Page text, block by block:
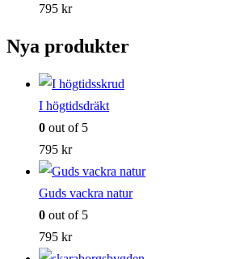
795 kr
Nya produkter
I högtidsdräkt
0 out of 5
795 kr
Guds vackra natur
0 out of 5
795 kr